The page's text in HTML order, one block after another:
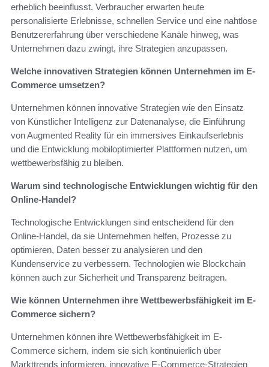
erheblich beeinflusst. Verbraucher erwarten heute
personalisierte Erlebnisse, schnellen Service und eine nahtlose
Benutzererfahrung über verschiedene Kanäle hinweg, was
Unternehmen dazu zwingt, ihre Strategien anzupassen.
Welche innovativen Strategien können Unternehmen im E-
Commerce umsetzen?
Unternehmen können innovative Strategien wie den Einsatz
von Künstlicher Intelligenz zur Datenanalyse, die Einführung
von Augmented Reality für ein immersives Einkaufserlebnis
und die Entwicklung mobiloptimierter Plattformen nutzen, um
wettbewerbsfähig zu bleiben.
Warum sind technologische Entwicklungen wichtig für den
Online-Handel?
Technologische Entwicklungen sind entscheidend für den
Online-Handel, da sie Unternehmen helfen, Prozesse zu
optimieren, Daten besser zu analysieren und den
Kundenservice zu verbessern. Technologien wie Blockchain
können auch zur Sicherheit und Transparenz beitragen.
Wie können Unternehmen ihre Wettbewerbsfähigkeit im E-
Commerce sichern?
Unternehmen können ihre Wettbewerbsfähigkeit im E-
Commerce sichern, indem sie sich kontinuierlich über
Markttrends informieren, innovative E-Commerce-Strategien